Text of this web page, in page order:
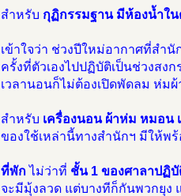
สำหรับ กุฏิกรรมฐาน มีห้องน้ำใน
เข้าใจว่า ช่วงปีใหม่อากาศที่สำ
ครั้งที่ตัวเองไปปฏิบัติเป็นช่วงสง
เวลานอนก็ไม่ต้องเปิดพัดลม ห่ม
สำหรับ เครื่องนอน ผ้าห่ม หมอน
ของใช้เหล่านี้ทางสำนักฯ มีให้พ
ที่พักไม่ว่าที่ ชั้น 1 ของศาลาปฏิ
จะมีมุ้งลวด แต่บางทีก็กันพวกยุง